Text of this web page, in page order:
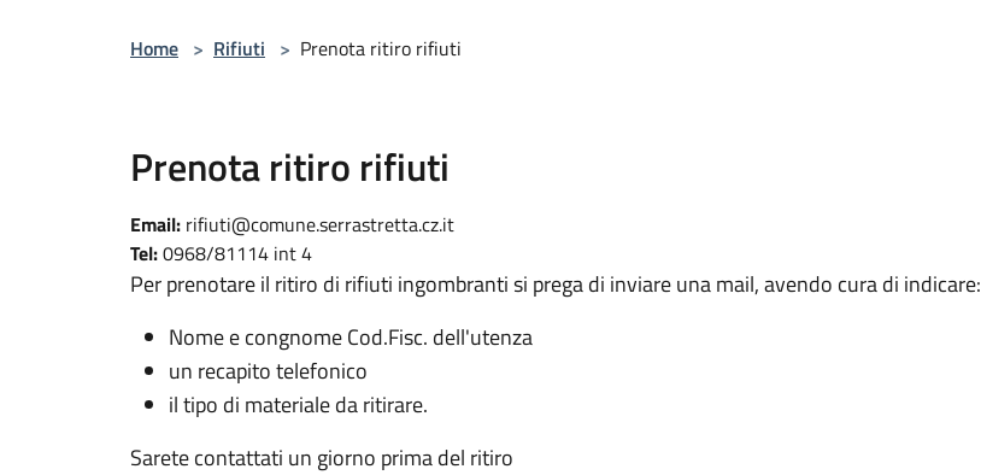
Home > Rifiuti > Prenota ritiro rifiuti
Prenota ritiro rifiuti
Email: rifiuti@comune.serrastretta.cz.it
Tel:0968/81114 int 4
Per prenotare il ritiro di rifiuti ingombranti si prega di inviare una mail, avendo cura di indicare:
Nome e congnome Cod.Fisc. dell'utenza
un recapito telefonico
il tipo di materiale da ritirare.
Sarete contattati un giorno prima del ritiro